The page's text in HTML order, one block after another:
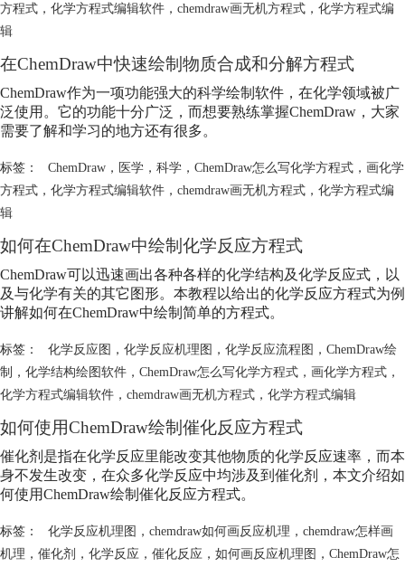
方程式 ， 化学方程式编辑软件 ， chemdraw画无机方程式 ， 化学方程式编
辑
在ChemDraw中快速绘制物质合成和分解方程式
ChemDraw作为一项功能强大的科学绘制软件，在化学领域被广
泛使用。它的功能十分广泛，而想要熟练掌握ChemDraw，大家
需要了解和学习的地方还有很多。
标签： ChemDraw， 医学， 科学， ChemDraw怎么写化学方程式， 画化学
方程式 ， 化学方程式编辑软件 ， chemdraw画无机方程式 ， 化学方程式编
辑
如何在ChemDraw中绘制化学反应方程式
ChemDraw可以迅速画出各种各样的化学结构及化学反应式，以
及与化学有关的其它图形。本教程以给出的化学反应方程式为例
讲解如何在ChemDraw中绘制简单的方程式。
标签： 化学反应图 ， 化学反应机理图 ， 化学反应流程图 ， ChemDraw绘
制 ， 化学结构绘图软件 ， ChemDraw怎么写化学方程式 ， 画化学方程式 ，
化学方程式编辑软件 ， chemdraw画无机方程式 ， 化学方程式编辑
如何使用ChemDraw绘制催化反应方程式
催化剂是指在化学反应里能改变其他物质的化学反应速率，而本
身不发生改变，在众多化学反应中均涉及到催化剂，本文介绍如
何使用ChemDraw绘制催化反应方程式。
标签： 化学反应机理图 ， chemdraw如何画反应机理 ， chemdraw怎样画
机理 ， 催化剂 ， 化学反应 ， 催化反应 ， 如何画反应机理图 ， ChemDraw怎